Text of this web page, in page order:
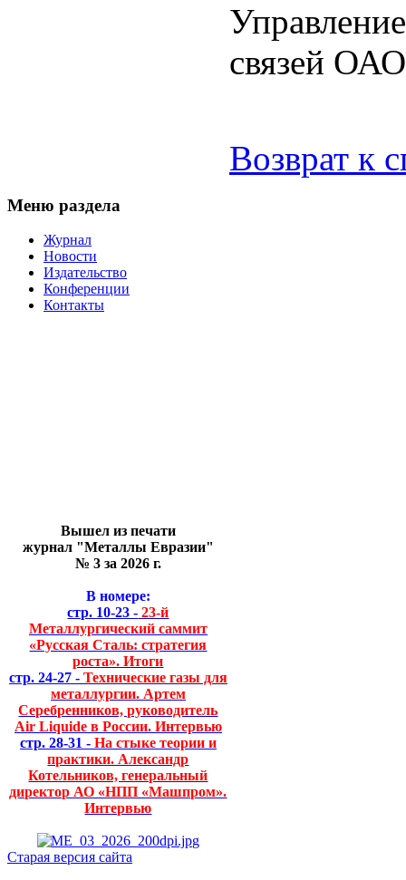
связей
Возврат к
Меню раздела
Журнал
Новости
Издательство
Конференции
Контакты
Вышел из печати
журнал "Металлы Евразии"
№ 3 за 2026 г.
В номере:
стр. 10-23 - 23-й
Металлургический саммит
«Русская Сталь: стратегия
роста». Итоги
стр. 24-27 - Технические газы для
металлургии. Артем
Серебренников, руководитель
Air Liquide в России. Интервью
стр. 28-31 - На стыке теории и
практики. Александр
Котельников, генеральный
директор АО «НПП «Машпром».
Интервью
Старая версия сайта